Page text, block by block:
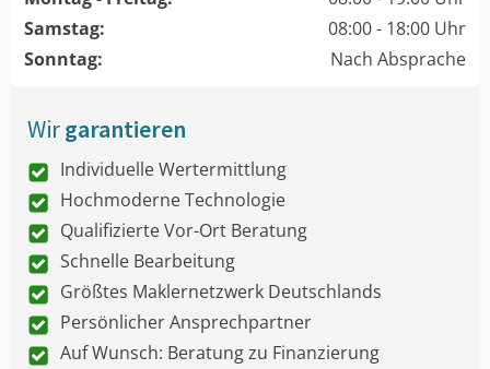
Samstag:
08:00 - 18:00 Uhr
Sonntag:
Nach Absprache
Wirgarantieren
Individuelle Wertermittlung
Hochmoderne Technologie
Qualifizierte Vor-Ort Beratung
Schnelle Bearbeitung
Größtes Maklernetzwerk Deutschlands
Persönlicher Ansprechpartner
Auf Wunsch: Beratung zu Finanzierung